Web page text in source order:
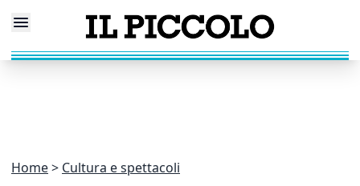
Home Cultura e spettacoli